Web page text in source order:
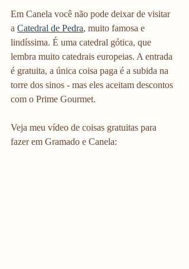
Em Canela você não pode deixar de visitar
a Catedral de Pedra, muito famosa e
lindíssima. É uma catedral gótica, que
lembra muito catedrais europeias. A entrada
é gratuita, a única coisa paga é a subida na
torre dos sinos - mas eles aceitam descontos
com o Prime Gourmet.
Veja meu vídeo de coisas gratuitas para
fazer em Gramado e Canela: